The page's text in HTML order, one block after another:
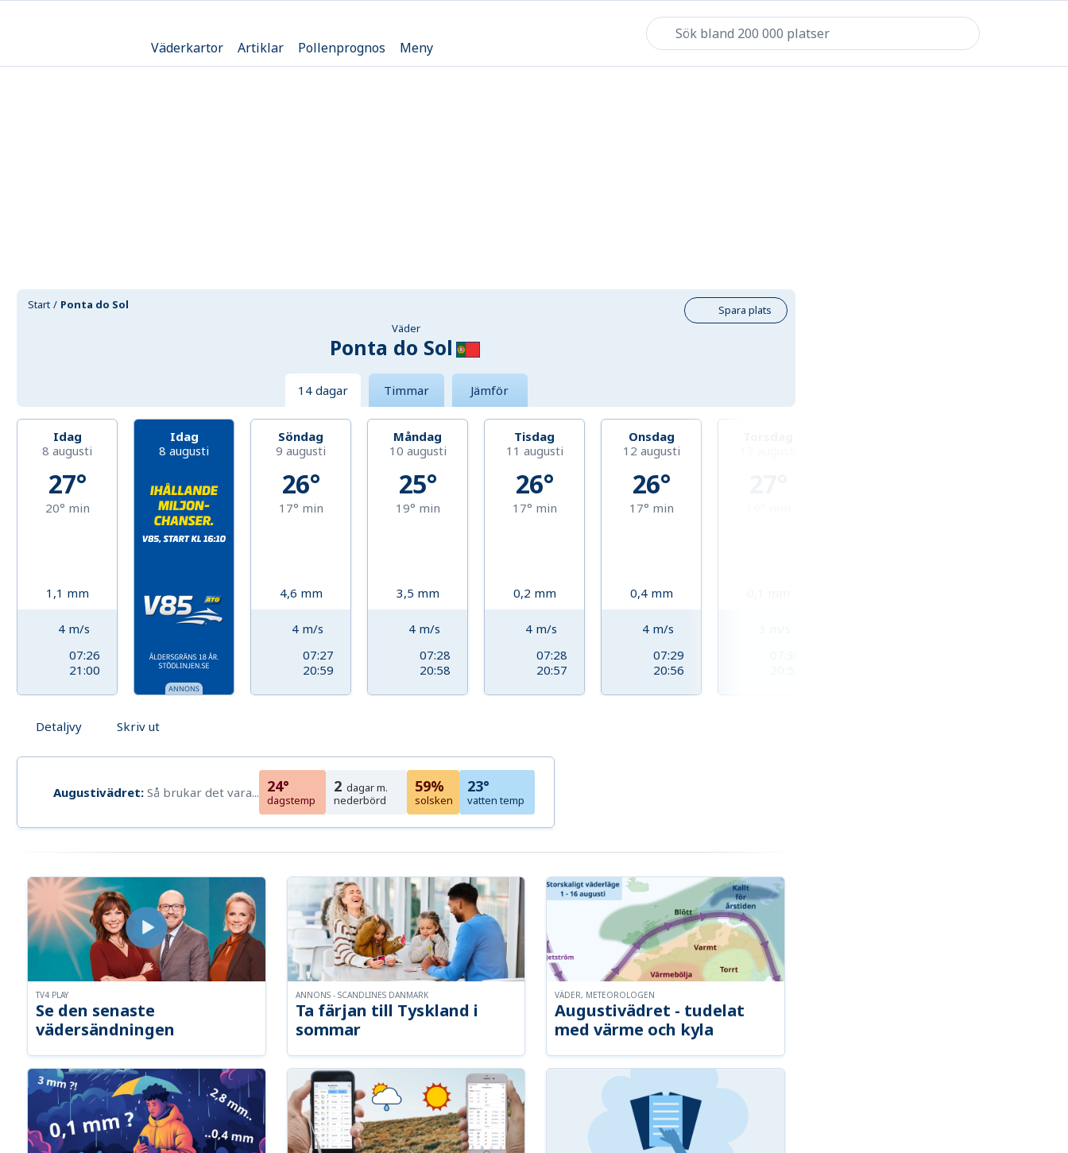
Väderkartor Artiklar Pollenprognos Meny
Start Ponta do Sol
Spara plats
Väder
Ponta do Sol
14 dagar Timmar Jämför
Idag
8 augusti
27°
20° min
1,1 mm
4 m/s
07:26
21:00
Idag
8 augusti
Söndag
9 augusti
26°
17° min
4,6 mm
4 m/s
07:27
20:59
Måndag
10 augusti
25°
19° min
3,5 mm
4 m/s
07:28
20:58
Tisdag
11 augusti
26°
17° min
0,2 mm
4 m/s
07:28
20:57
Onsdag
12 augusti
26°
17° min
0,4 mm
4 m/s
07:29
20:56
Detaljvy Skriv ut
Augustivädret: Så brukar det vara... 24°
dagstemp
2 dagar m.
nederbörd
59%
solsken
23°
vatten temp
Se den senaste
vädersändningen
TV4 PLAY
Ta färjan till Tyskland i
sommar
ANNONS - SCANDLINES DANMARK
Augustivädret - tudelat
med värme och kyla
VÄDER, METEOROLOGEN